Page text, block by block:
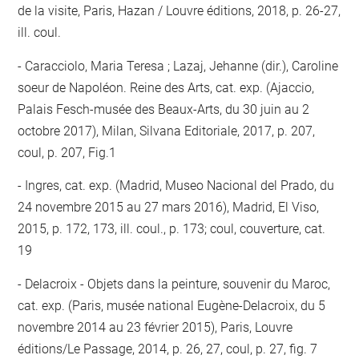
de la visite, Paris, Hazan / Louvre éditions, 2018, p. 26-27,
ill. coul.
Caracciolo, Maria Teresa ; Lazaj, Jehanne (dir.), Caroline
soeur de Napoléon. Reine des Arts, cat. exp. (Ajaccio,
Palais Fesch-musée des Beaux-Arts, du 30 juin au 2
octobre 2017), Milan, Silvana Editoriale, 2017, p. 207,
coul, p. 207, Fig.1
Ingres, cat. exp. (Madrid, Museo Nacional del Prado, du
24 novembre 2015 au 27 mars 2016), Madrid, El Viso,
2015, p. 172, 173, ill. coul., p. 173; coul, couverture, cat.
19
Delacroix - Objets dans la peinture, souvenir du Maroc,
cat. exp. (Paris, musée national Eugène-Delacroix, du 5
novembre 2014 au 23 février 2015), Paris, Louvre
éditions/Le Passage, 2014, p. 26, 27, coul, p. 27, fig. 7